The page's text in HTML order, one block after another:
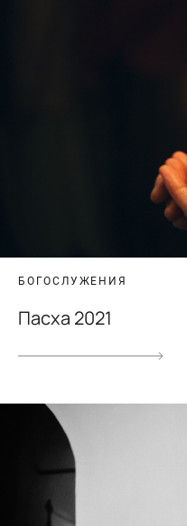
БОГОСЛУЖЕНИЯ
Пасха 2021